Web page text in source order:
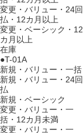
変更・バリュー・24回
払・12カ月以上
変更・ベーシック・12
カ月以上
在庫
●T-01A
新規・バリュー・一括
新規・バリュー・24回
払
新規・ベーシック
変更・バリュー・一
括・12カ月未満
変更・バリュー・一